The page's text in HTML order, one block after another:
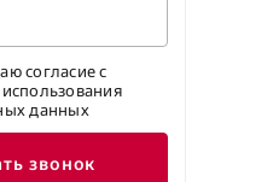
согласие с
данных
звонок